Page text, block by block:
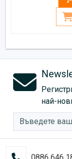
най-
0886 646